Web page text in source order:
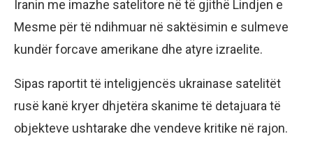
Iranin me imazhe satelitore në të gjithë Lindjen e
Mesme për të ndihmuar në saktësimin e sulmeve
kundër forcave amerikane dhe atyre izraelite.
Sipas raportit të inteligjencës ukrainase satelitët
rusë kanë kryer dhjetëra skanime të detajuara të
objekteve ushtarake dhe vendeve kritike në rajon.